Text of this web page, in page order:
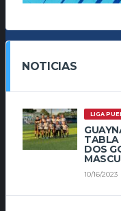
NOTICIAS
LIGA
TABLA
DOS
10/16/2023